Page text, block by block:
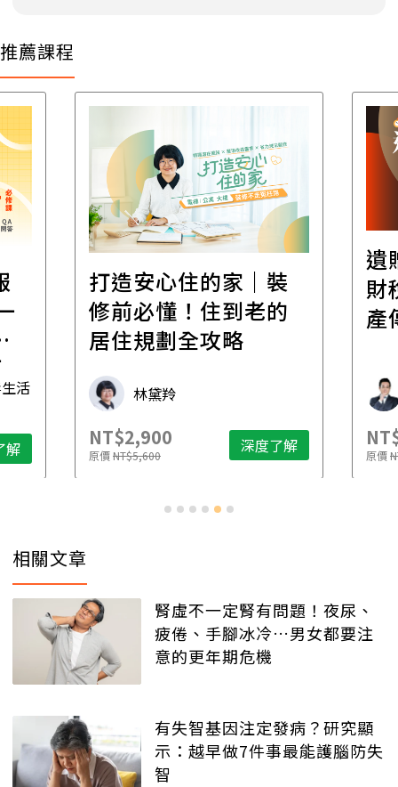
推薦課程
活
解
打造安心住的家｜裝
修前必懂！住到老的
居住規劃全攻略
林黛羚
NT$2,900
原價NT$5,600 深度了解
遺
財
產
原價
相關文章
腎虛不一定腎有問題！夜尿、
疲倦、手腳冰冷…男女都要注
意的更年期危機
有失智基因注定發病？研究顯
示：越早做7件事最能護腦防失
智